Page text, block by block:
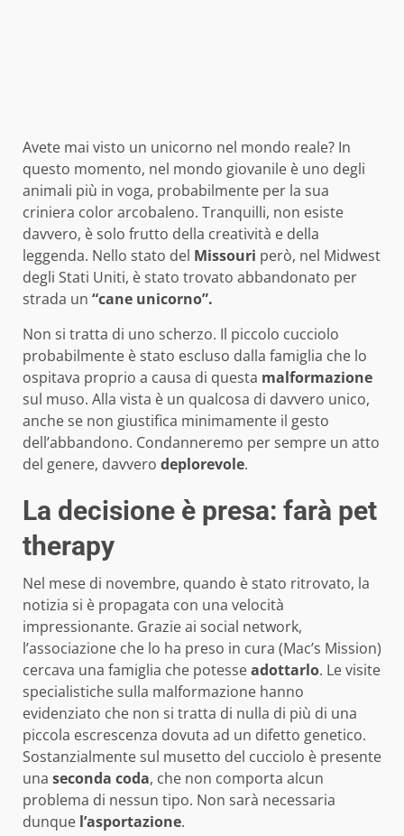
Avete mai visto un unicorno nel mondo reale? In
questo momento, nel mondo giovanile è uno degli
animali più in voga, probabilmente per la sua
criniera color arcobaleno. Tranquilli, non esiste
davvero, è solo frutto della creatività e della
leggenda. Nello stato del Missouri però, nel Midwest
degli Stati Uniti, è stato trovato abbandonato per
strada un “cane unicorno”.
Non si tratta di uno scherzo. Il piccolo cucciolo
probabilmente è stato escluso dalla famiglia che lo
ospitava proprio a causa di questa malformazione
sul muso. Alla vista è un qualcosa di davvero unico,
anche se non giustifica minimamente il gesto
dell’abbandono. Condanneremo per sempre un atto
del genere, davvero deplorevole.
La decisione è presa: farà pet
therapy
Nel mese di novembre, quando è stato ritrovato, la
notizia si è propagata con una velocità
impressionante. Grazie ai social network,
l’associazione che lo ha preso in cura (Mac’s Mission)
cercava una famiglia che potesseadottarlo. Le visite
specialistiche sulla malformazione hanno
evidenziato che non si tratta di nulla di più di una
piccola escrescenza dovuta ad un difetto genetico.
Sostanzialmente sul musetto del cucciolo è presente
una seconda coda, che non comporta alcun
problema di nessun tipo. Non sarà necessaria
dunque l’asportazione.